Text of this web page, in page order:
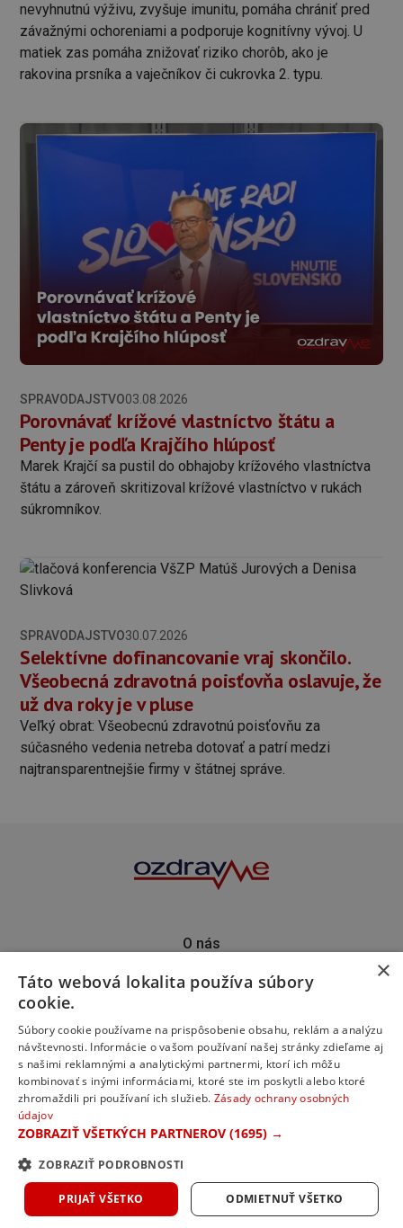
nevyhnutnú výživu, zvyšuje imunitu, pomáha chrániť pred
závažnými ochoreniami a podporuje kognitívny vývoj. U
matiek zas pomáha znižovať riziko chorôb, ako je
rakovina prsníka a vaječníkov či cukrovka 2. typu.
SPRAVODAJSTVO03.08.2026
Porovnávať krížové vlastníctvo štátu a
Penty je podľa Krajčího hlúposť
Marek Krajčí sa pustil do obhajoby krížového vlastníctva
štátu a zároveň skritizoval krížové vlastníctvo v rukách
súkromníkov.
SPRAVODAJSTVO30.07.2026
Selektívne dofinancovanie vraj skončilo.
Všeobecná zdravotná poisťovňa oslavuje, že
už dva roky je v pluse
Veľký obrat: Všeobecnú zdravotnú poisťovňu za
súčasného vedenia netreba dotovať a patrí medzi
najtransparentnejšie firmy v štátnej správe.
O nás
Predplatné
Podporte nás
© 2023 ozdravme s.r.o. Všetky práva vyhradené.
×
Táto webová lokalita používa súbory
cookie.
Súbory cookie používame na prispôsobenie obsahu, reklám a analýzu
návštevnosti. Informácie o vašom používaní našej stránky zdieľame aj
s našimi reklamnými a analytickými partnermi, ktorí ich môžu
kombinovať s inými informáciami, ktoré ste im poskytli alebo ktoré
zhromaždili pri používaní ich služieb. Zásady ochrany osobných
údajov
ZOBRAZIŤ VŠETKÝCH PARTNEROV (1695) →
ZOBRAZIŤ PODROBNOSTI
PRIJAŤ VŠETKO ODMIETNUŤ VŠETKO